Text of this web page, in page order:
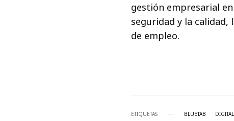
gestión empresarial
seguridad y la calidad,
de empleo.
ETIQUETAS BLUETAB